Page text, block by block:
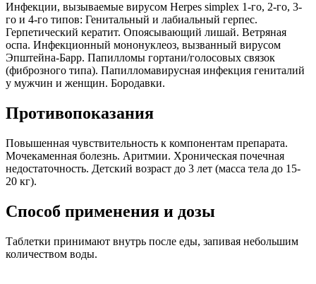
Инфекции, вызываемые вирусом Herpes simplex 1-го, 2-го, 3-
го и 4-го типов: Генитальный и лабиальный герпес.
Герпетический кератит. Опоясывающий лишай. Ветряная
оспа. Инфекционный мононуклеоз, вызванный вирусом
Эпштейна-Барр. Папилломы гортани/голосовых связок
(фиброзного типа). Папилломавирусная инфекция гениталий
у мужчин и женщин. Бородавки.
Противопоказания
Повышенная чувствительность к компонентам препарата.
Мочекаменная болезнь. Аритмии. Хроническая почечная
недостаточность. Детский возраст до 3 лет (масса тела до 15-
20 кг).
Способ применения и дозы
Таблетки принимают внутрь после еды, запивая небольшим
количеством воды.